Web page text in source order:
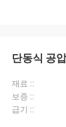
단동식 공
재료 ::
보증 ::
급기 ::